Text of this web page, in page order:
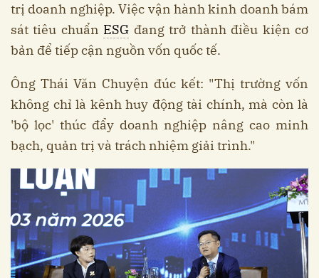
trị doanh nghiệp. Việc vận hành kinh doanh bám
sát tiêu chuẩn ESG đang trở thành điều kiện cơ
bản để tiếp cận nguồn vốn quốc tế.
Ông Thái Văn Chuyện đúc kết: "Thị trường vốn
không chỉ là kênh huy động tài chính, mà còn là
'bộ lọc' thúc đẩy doanh nghiệp nâng cao minh
bạch, quản trị và trách nhiệm giải trình."